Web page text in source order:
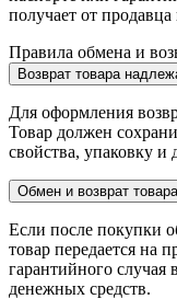
получает от
Правила обмена и
Возврат товара
Для оформления
Товар должен
свойства, упаковку
Обмен и возврат
Если после покупки
товар передается на
гарантийного
денежных средств.